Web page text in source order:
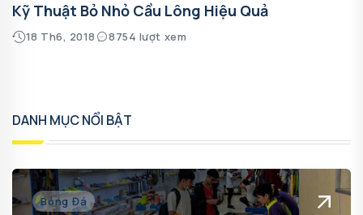
Kỹ Thuật Bỏ Nhỏ Cầu Lông Hiệu Quả
18 Th6, 2018 8754 lượt xem
DANH MỤC NỔI BẬT
Bóng Đá